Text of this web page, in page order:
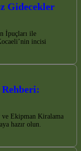
Gidecekler
İpuçları ile
incisi
Ekipman Kiralama
hazır olun.